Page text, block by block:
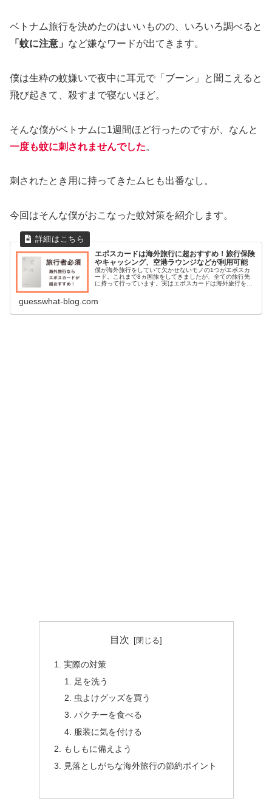
ベトナム旅行を決めたのはいいものの、いろいろ調べると
「蚊に注意」 など嫌なワードが出てきます。
僕は生粋の蚊嫌いで夜中に耳元で「ブーン」と聞こえると
飛び起きて、殺すまで寝ないほど。
そんな僕がベトナムに1週間ほど行ったのですが、なんと
一度も蚊に刺されませんでした。
刺されたとき用に持ってきたムヒも出番なし。
今回はそんな僕がおこなった蚊対策を紹介します。
エポスカードは海外旅行に超おすすめ！旅行保険
やキャッシング、空港ラウンジなどが利用可能
僕が海外旅行をしていて欠かせないモノの1つがエポスカ
ード。これまで8ヵ国旅をしてきましたが、全ての旅行先
に持って行っています。実はエポスカードは海外旅行をす
guesswhat-blog.com
目次
実際の対策
足を洗う
虫よけグッズを買う
パクチーを食べる
服装に気を付ける
もしもに備えよう
見落としがちな海外旅行の節約ポイント